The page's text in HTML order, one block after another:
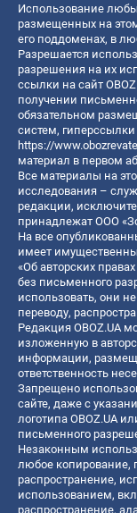
Использование
размещенных на
его поддоменах, в
Разрешается
разрешения на их
ссылки на сайт
получении
обязательном
систем, гиперссылки
https://
материал в первом
Все материалы на
исследования –
редакции,
принадлежат ООО
На все
имеет
«Об авторских
без письменного
использовать, они
переводу,
Редакция OBOZ.UA
изложенную в
информации,
ответственность
Запрещено
сайте, даже с
логотипа OBOZ.UA
письменного
Незаконным
любое копирование,
распространение,
использованием,
распространение,